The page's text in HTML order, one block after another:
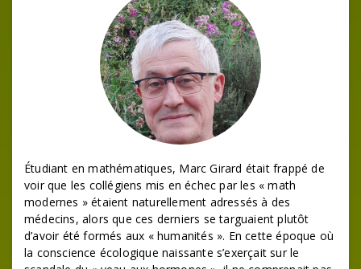
Étudiant en mathématiques, Marc Girard était frappé de
voir que les collégiens mis en échec par les « math
modernes » étaient naturellement adressés à des
médecins, alors que ces derniers se targuaient plutôt
d’avoir été formés aux « humanités ». En cette époque où
la conscience écologique naissante s’exerçait sur le